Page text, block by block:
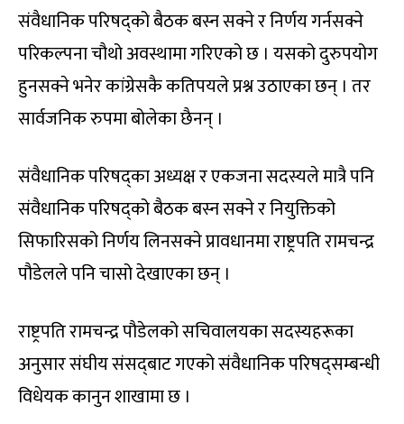
संवैधानिक परिषद्को बैठक बस्न सक्ने र निर्णय गर्नसक्ने
परिकल्पना चौथो अवस्थामा गरिएको छ । यसको दुरुपयोग
हुनसक्ने भनेर कांग्रेसकै कतिपयले प्रश्न उठाएका छन् । तर
सार्वजनिक रुपमा बोलेका छैनन् ।
संवैधानिक परिषद्का अध्यक्ष र एकजना सदस्यले मात्रै पनि
संवैधानिक परिषद्को बैठक बस्न सक्ने र नियुक्तिको
सिफारिसको निर्णय लिनसक्ने प्रावधानमा राष्ट्रपति रामचन्द्र
पौडेलले पनि चासो देखाएका छन् ।
राष्ट्रपति रामचन्द्र पौडेलको सचिवालयका सदस्यहरूका
अनुसार संघीय संसद्‌बाट गएको संवैधानिक परिषद्सम्बन्धी
विधेयक कानुन शाखामा छ ।